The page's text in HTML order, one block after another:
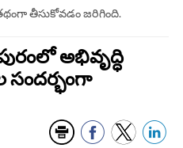
తీసుకోవడం జరిగింది.
అభివృద్ధి
సందర్భంగా